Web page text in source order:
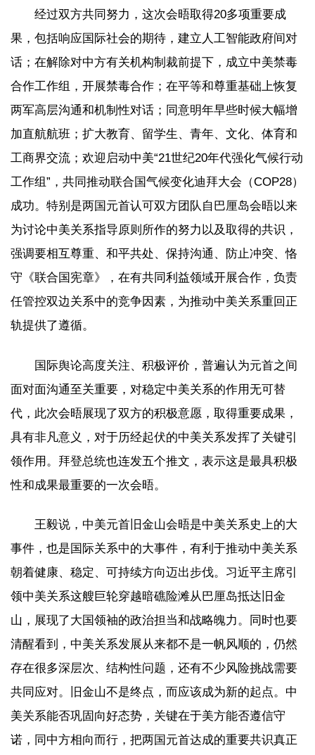
经过双方共同努力，这次会晤取得20多项重要成
果，包括响应国际社会的期待，建立人工智能政府间对
话；在解除对中方有关机构制裁前提下，成立中美禁毒
合作工作组，开展禁毒合作；在平等和尊重基础上恢复
两军高层沟通和机制性对话；同意明年早些时候大幅增
加直航航班；扩大教育、留学生、青年、文化、体育和
工商界交流；欢迎启动中美“21世纪20年代强化气候行动
工作组”，共同推动联合国气候变化迪拜大会（COP28）
成功。特别是两国元首认可双方团队自巴厘岛会晤以来
为讨论中美关系指导原则所作的努力以及取得的共识，
强调要相互尊重、和平共处、保持沟通、防止冲突、恪
守《联合国宪章》，在有共同利益领域开展合作，负责
任管控双边关系中的竞争因素，为推动中美关系重回正
轨提供了遵循。
国际舆论高度关注、积极评价，普遍认为元首之间
面对面沟通至关重要，对稳定中美关系的作用无可替
代，此次会晤展现了双方的积极意愿，取得重要成果，
具有非凡意义，对于历经起伏的中美关系发挥了关键引
领作用。拜登总统也连发五个推文，表示这是最具积极
性和成果最重要的一次会晤。
王毅说，中美元首旧金山会晤是中美关系史上的大
事件，也是国际关系中的大事件，有利于推动中美关系
朝着健康、稳定、可持续方向迈出步伐。习近平主席引
领中美关系这艘巨轮穿越暗礁险滩从巴厘岛抵达旧金
山，展现了大国领袖的政治担当和战略魄力。同时也要
清醒看到，中美关系发展从来都不是一帆风顺的，仍然
存在很多深层次、结构性问题，还有不少风险挑战需要
共同应对。旧金山不是终点，而应该成为新的起点。中
美关系能否巩固向好态势，关键在于美方能否遵信守
诺，同中方相向而行，把两国元首达成的重要共识真正